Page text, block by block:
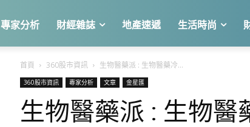
專家分析 財經雜誌 地產速遞 生活時尚
首頁 360股市資訊 生物醫藥派 : 生物醫藥冷...
360股市資訊 專家分析 文章 金星匯
生物醫藥派 : 生物醫